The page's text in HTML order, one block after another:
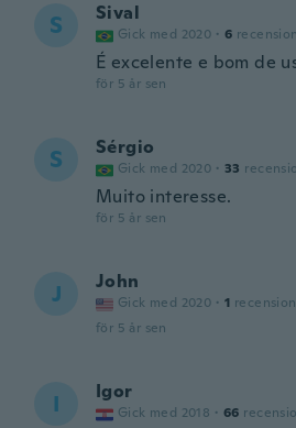
S Sival
Gick med 2020 · 6
É excelente e bom de
för 5 år sen
S Sérgio
Gick med 2020 · 33
Muito interesse.
för 5 år sen
J John
Gick med 2020 · 1
för 5 år sen
I Igor
Gick med 2018 · 66